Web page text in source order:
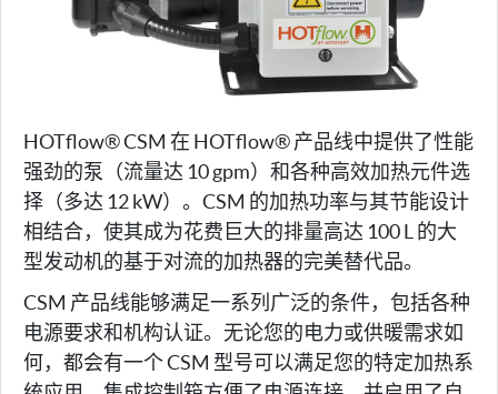
HOTflow® CSM 在 HOTflow® 产品线中提供了性能
强劲的泵（流量达 10 gpm）和各种高效加热元件选
择（多达 12 kW）。CSM 的加热功率与其节能设计
相结合，使其成为花费巨大的排量高达 100 L 的大
型发动机的基于对流的加热器的完美替代品。
CSM 产品线能够满足一系列广泛的条件，包括各种
电源要求和机构认证。无论您的电力或供暖需求如
何，都会有一个 CSM 型号可以满足您的特定加热系